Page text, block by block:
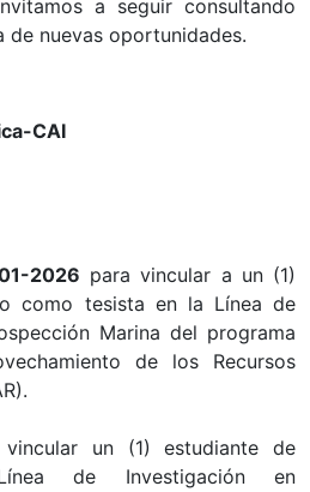
a seguir consultando
de nuevas oportunidades.
CAI
2026 para vincular a un (1)
como tesista en la Línea de
Marina del programa
de los Recursos
vincular un (1) estudiante de
de Investigación en